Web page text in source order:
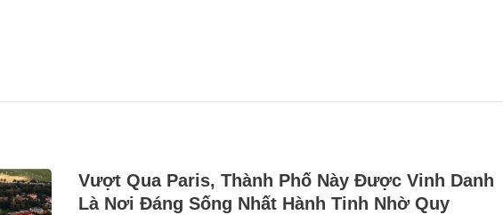
Vượt Qua Paris, Thành Phố Này Được Vinh Danh
Là Nơi Đáng Sống Nhất Hành Tinh Nhờ Quy